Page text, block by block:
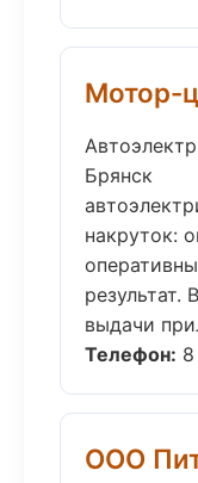
Мотор-
Брянск
накруток:
результат.
выдачи
Телефон:
ООО